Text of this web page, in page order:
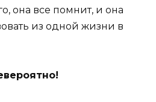
она все помнит, и она
из одной жизни в